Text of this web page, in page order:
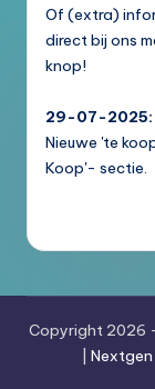
Of (extra)
direct bij ons
knop!
29-07-2025:
Nieuwe 'te
Koop'- sectie.
Copyright 2026
Nextgen